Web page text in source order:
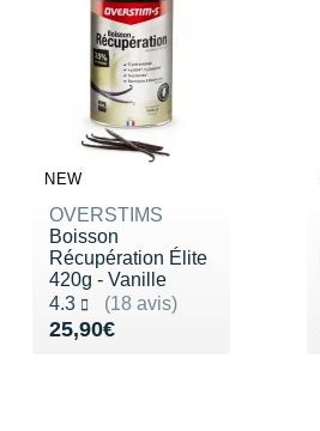
NEW
OVERSTIMS
Boisson
Récupération Élite
420g - Vanille
4.3
(18 avis)
Noté 4.3 sur 5
25,90€
Vendu 25,90€